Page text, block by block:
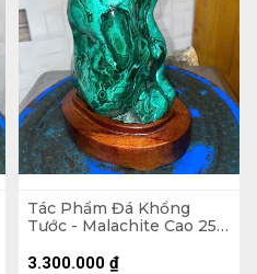
Tác Phẩm Đá Khổng
Tước - Malachite Cao 25
3.300.000 ₫